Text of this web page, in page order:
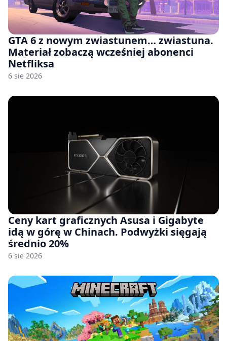
GTA 6 z nowym zwiastunem… zwiastuna.
Materiał zobaczą wcześniej abonenci
Netfliksa
6 sie 2026
Ceny kart graficznych Asusa i Gigabyte
idą w górę w Chinach. Podwyżki sięgają
średnio 20%
6 sie 2026